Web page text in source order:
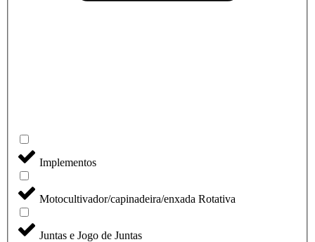
Implementos
Motocultivador/capinadeira/enxada Rotativa
Juntas e Jogo de Juntas